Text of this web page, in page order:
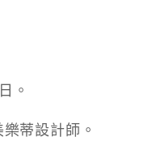
。
蒂設計師。